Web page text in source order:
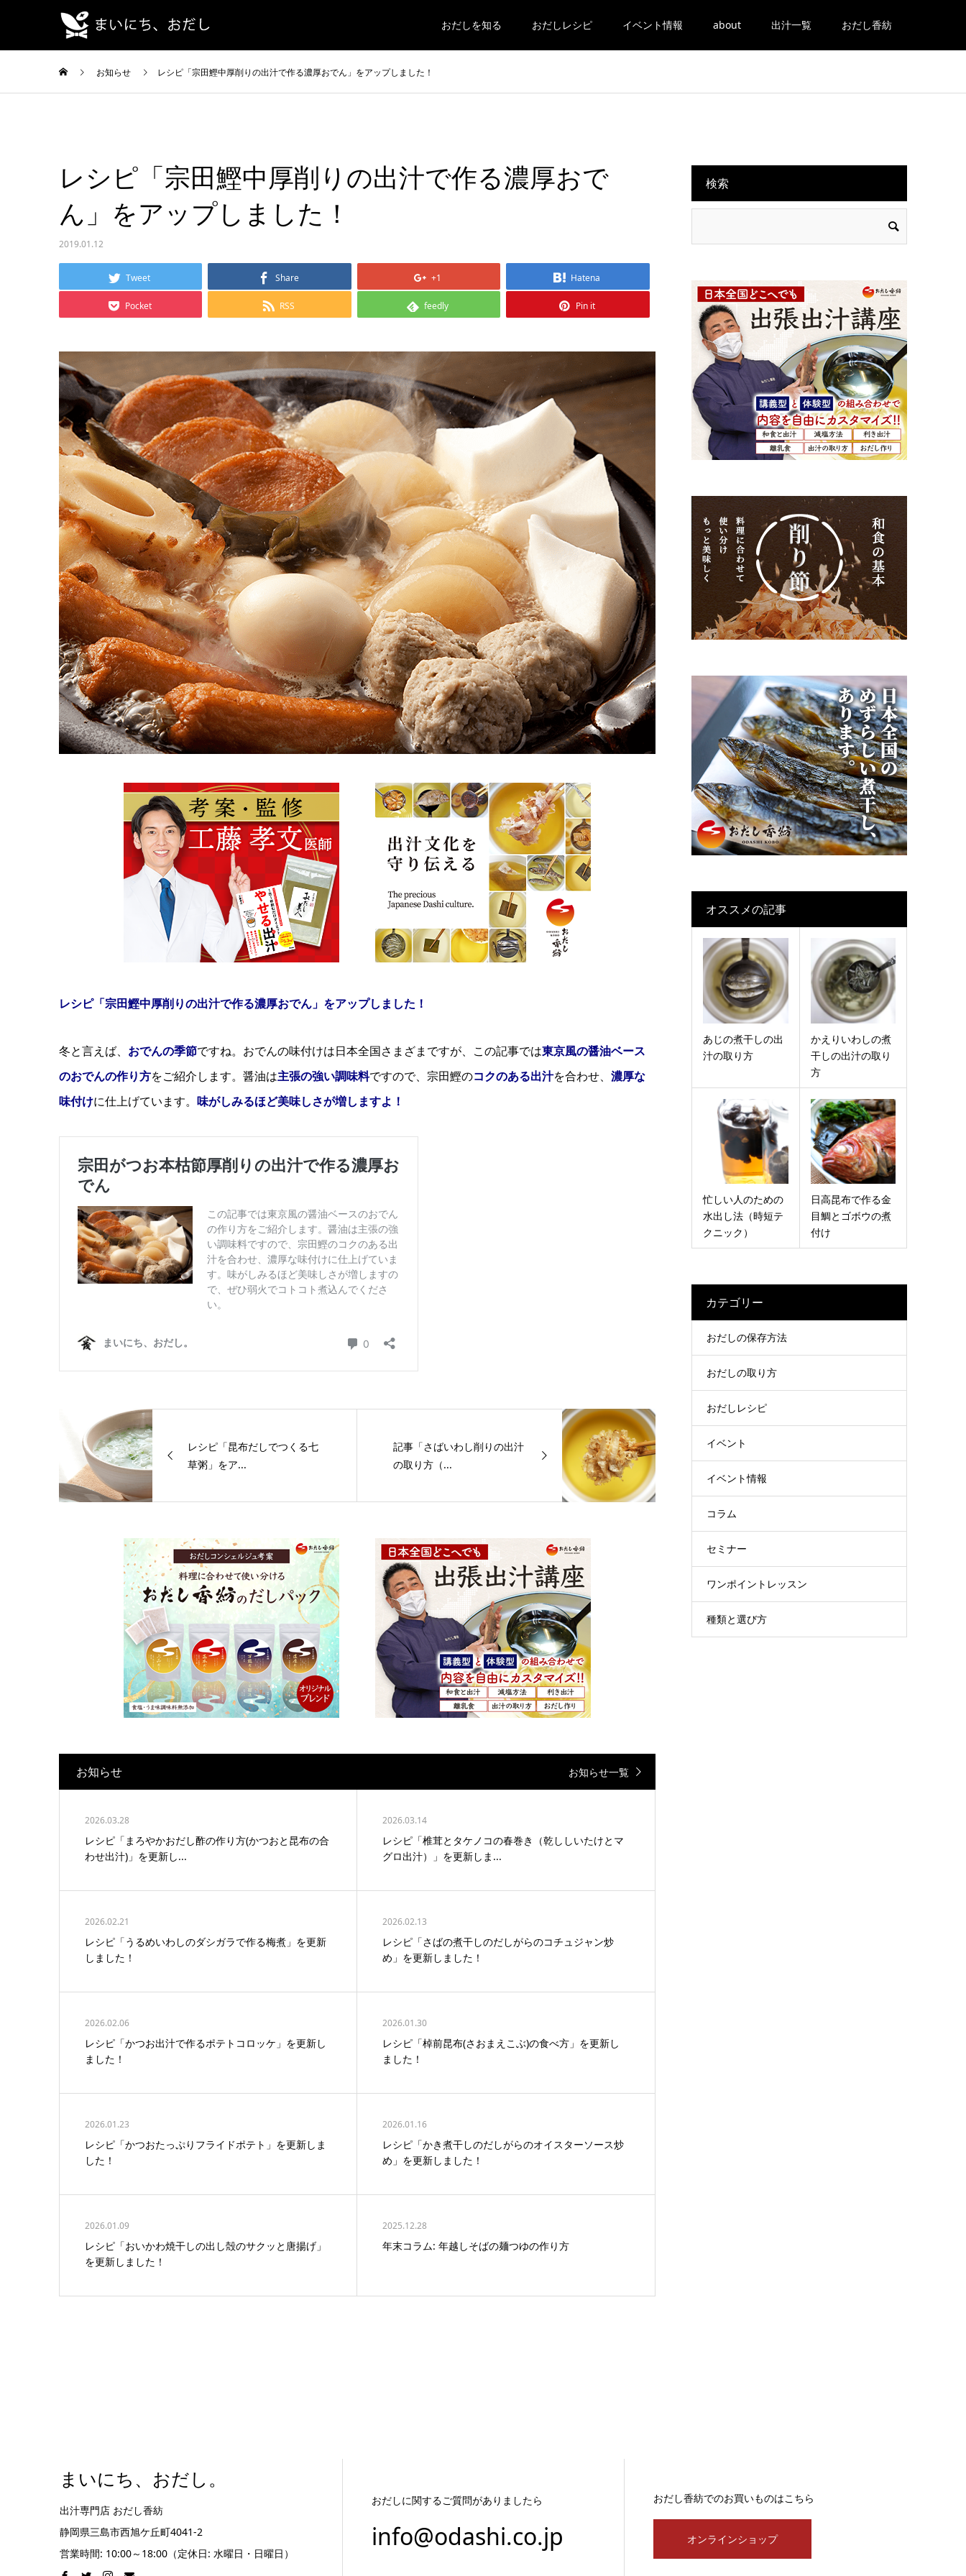
おだしを知る おだしレシピ イベント情報 about 出汁一覧 おだし香紡
お知らせ レシピ「宗田鰹中厚削りの出汁で作る濃厚おでん」をアップしました！
レシピ「宗田鰹中厚削りの出汁で作る濃厚おで
ん」をアップしました！
2019.01.12
Tweet Share +1 Hatena
Pocket RSS feedly Pin it
レシピ「宗田鰹中厚削りの出汁で作る濃厚おでん」をアップしました！
冬と言えば、 おでんの季節ですね。おでんの味付けは日本全国さまざまですが、この記事では東京風の醤油ベース
のおでんの作り方をご紹介します。醤油は主張の強い調味料ですので、宗田鰹のコクのある出汁を合わせ、 濃厚な
味付けに仕上げています。 味がしみるほど美味しさが増しますよ！
レシピ「昆布だしでつくる七
草粥」をア...
記事「さばいわし削りの出汁
の取り方（...
お知らせ お知らせ一覧
2026.03.28
レシピ「まろやかおだし酢の作り方(かつおと昆布の合
わせ出汁)」を更新し...
2026.03.14
レシピ「椎茸とタケノコの春巻き（乾ししいたけとマ
グロ出汁）」を更新しま...
2026.02.21
レシピ「うるめいわしのダシガラで作る梅煮」を更新
しました！
2026.02.13
レシピ「さばの煮干しのだしがらのコチュジャン炒
め」を更新しました！
2026.02.06
レシピ「かつお出汁で作るポテトコロッケ」を更新し
ました！
2026.01.30
レシピ「棹前昆布(さおまえこぶ)の食べ方」を更新し
ました！
2026.01.23
レシピ「かつおたっぷりフライドポテト」を更新しま
した！
2026.01.16
レシピ「かき煮干しのだしがらのオイスターソース炒
め」を更新しました！
2026.01.09
レシピ「おいかわ焼干しの出し殻のサクッと唐揚げ」
を更新しました！
2025.12.28
年末コラム: 年越しそばの麺つゆの作り方
検索
オススメの記事
あじの煮干しの出
汁の取り方
かえりいわしの煮
干しの出汁の取り
方
忙しい人のための
水出し法（時短テ
クニック）
日高昆布で作る金
目鯛とゴボウの煮
付け
カテゴリー
おだしの保存方法
おだしの取り方
おだしレシピ
イベント
イベント情報
コラム
セミナー
ワンポイントレッスン
種類と選び方
まいにち、おだし。
出汁専門店 おだし香紡
静岡県三島市西旭ケ丘町4041-2
営業時間: 10:00～18:00（定休日: 水曜日・日曜日）
おだしに関するご質問がありましたら
info@odashi.co.jp
おだし香紡でのお買いものはこちら
オンラインショップ